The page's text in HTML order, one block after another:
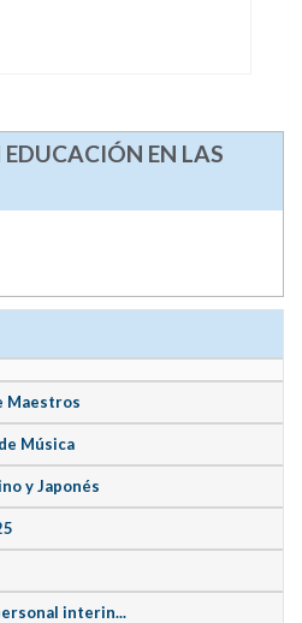
EN LAS
Maestros
Música
y Japonés
interin...